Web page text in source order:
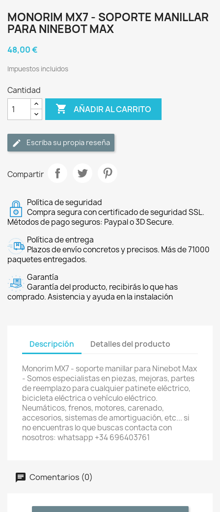
MONORIM MX7 - SOPORTE MANILLAR
PARA NINEBOT MAX
48,00 €
Impuestos incluidos
Cantidad
 AÑADIR AL CARRITO
Escriba su propia reseña
Compartir
Política de seguridad
Compra segura con certificado de seguridad SSL.
Métodos de pago seguros: Paypal o 3D Secure.
Política de entrega
Plazos de envío concretos y precisos. Más de 71000
paquetes entregados.
Garantía
Garantía del producto, recibirás lo que has
comprado. Asistencia y ayuda en la instalación
Descripción Detalles del producto
Monorim MX7 - soporte manillar para Ninebot Max
- Somos especialistas en piezas, mejoras, partes
de reemplazo para cualquier patinete eléctrico,
bicicleta eléctrica o vehículo eléctrico.
Neumáticos, frenos, motores, carenado,
accesorios, sistemas de amortiguación, etc... si
no encuentras lo que buscas contacta con
nosotros: whatsapp +34 696403761
Comentarios (0)